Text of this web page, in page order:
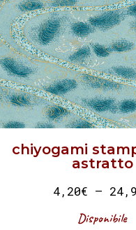
chiyogami
astratto
4,20€ –
Disponibile